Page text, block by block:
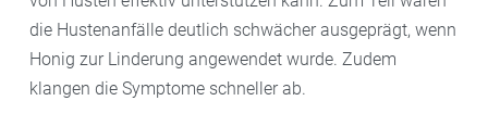
die Hustenanfälle deutlich schwächer ausgeprägt, wenn
Honig zur Linderung angewendet wurde. Zudem
klangen die Symptome schneller ab.